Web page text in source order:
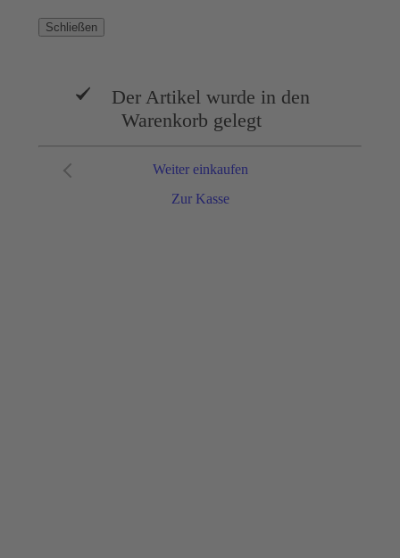
Schließen
Der Artikel wurde in den
Warenkorb gelegt
Zur Kasse
Weiter einkaufen